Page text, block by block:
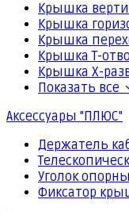
Крышка
Крышка
Крышка
Крышка Т-
Крышка Х-
Показать все
Аксессуары "ПЛЮС"
Держатель
Уголок
Фиксатор